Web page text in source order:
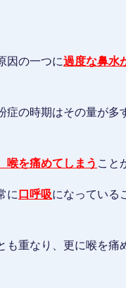
因の一つに過度な鼻水
の時期はその量が多
喉を痛めてしまう こと
に 口呼吸になっている
も重なり、更に喉を痛